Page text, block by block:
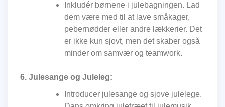
Inkludér børnene i julebagningen. Lad
dem være med til at lave småkager,
pebernødder eller andre lækkerier. Det
er ikke kun sjovt, men det skaber også
minder om samvær og teamwork.
6. Julesange og Juleleg:
Introducer julesange og sjove julelege.